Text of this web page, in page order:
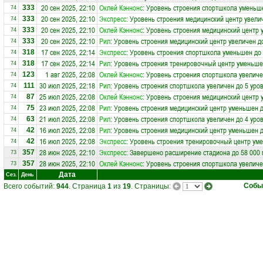
74 333 20 сен 2025, 22:10 Оклей Кэннонс: Уровень строения спортшкола
74 333 20 сен 2025, 22:10 Экспресс: Уровень строения медицинский центр
74 333 20 сен 2025, 22:10 Оклей Кэннонс: Уровень строения медицинский центр
74 333 20 сен 2025, 22:10 Рил: Уровень строения медицинский центр увеличен
74 318 17 сен 2025, 22:14 Экспресс: Уровень строения спортшкола уменьшен до
74 318 17 сен 2025, 22:14 Рил: Уровень строения тренировочный центр
74 123 1 авг 2025, 22:08 Оклей Кэннонс: Уровень строения спортшкола
74 111 30 июл 2025, 22:18 Рил: Уровень строения спортшкола увеличен до 5
74 87 25 июл 2025, 22:08 Оклей Кэннонс: Уровень строения медицинский
74 75 23 июл 2025, 22:08 Рил: Уровень строения медицинский центр уменьшен
74 63 21 июл 2025, 22:08 Рил: Уровень строения спортшкола увеличен до 4
74 42 16 июл 2025, 22:08 Рил: Уровень строения медицинский центр уменьшен
74 42 16 июл 2025, 22:08 Экспресс: Уровень строения тренировочный центр
73 357 28 июн 2025, 22:10 Экспресс: Завершено расширение стадиона до 58 000
73 357 28 июн 2025, 22:10 Оклей Кэннонс: Уровень строения спортшкола
Сез. День
Дата
Всего событий: 944. Страница 1 из 19. Страницы: